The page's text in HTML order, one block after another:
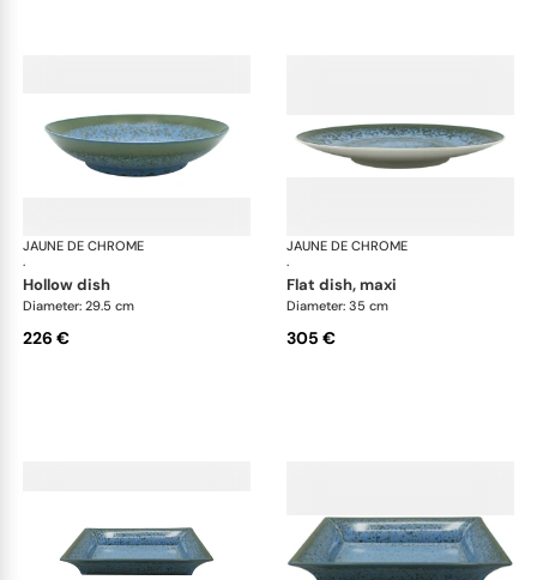
JAUNE DE CHROME
·
Nymphéa
hollow dish
Diameter: 29.5 cm
226 €
JAUNE DE CHROME
·
flat dish, maxi
Diameter: 35 cm
305 €